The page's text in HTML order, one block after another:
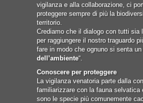
vigilanza e alla collaborazione, ci
proteggere sempre di più la
territorio.
Crediamo che il dialogo con tutti sia
per raggiungere il nostro traguardo
fare in modo che ognuno si senta un
dell’ambiente“.
Conoscere per proteggere
La vigilanza venatoria parte dalla
familiarizzare con la fauna selvatica
sono le specie più comunemente